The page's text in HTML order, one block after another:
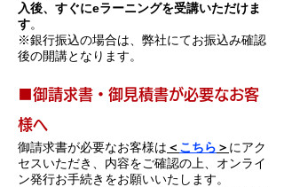
入後、すぐにeラーニングを受講いただけま
す。
※銀行振込の場合は、弊社にてお振込み確認
後の開講となります。
​■御請求書・御見積書が必要なお客
様へ
御請求書が必要なお客様は ＜ こちら ＞ にアク
セスいただき、内容をご確認の上、オンライ
ン発行お手続きをお願いいたします。